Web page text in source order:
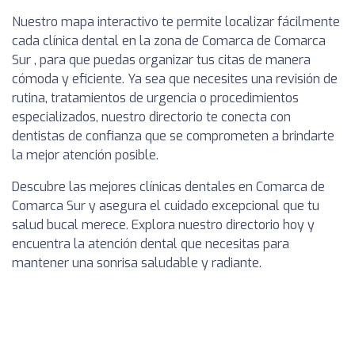
Nuestro mapa interactivo te permite localizar fácilmente
cada clínica dental en la zona de Comarca de Comarca
Sur , para que puedas organizar tus citas de manera
cómoda y eficiente. Ya sea que necesites una revisión de
rutina, tratamientos de urgencia o procedimientos
especializados, nuestro directorio te conecta con
dentistas de confianza que se comprometen a brindarte
la mejor atención posible.
Descubre las mejores clínicas dentales en Comarca de
Comarca Sur y asegura el cuidado excepcional que tu
salud bucal merece. Explora nuestro directorio hoy y
encuentra la atención dental que necesitas para
mantener una sonrisa saludable y radiante.